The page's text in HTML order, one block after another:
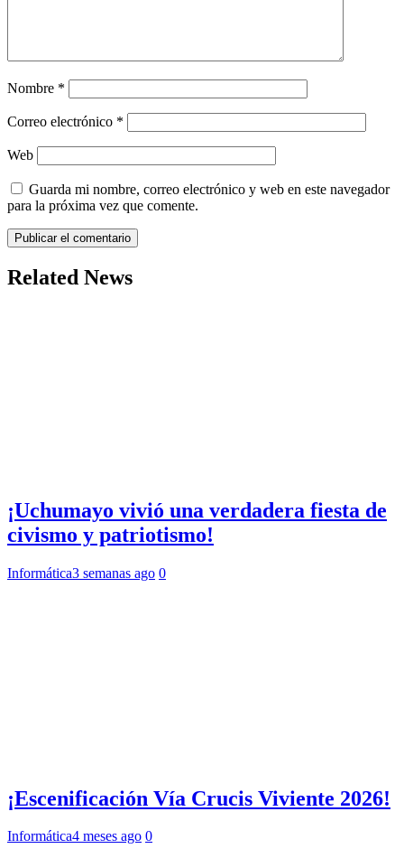
Nombre *
Correo electrónico *
Web
Guarda mi nombre, correo electrónico y web en este navegador
para la próxima vez que comente.
Related News
¡Uchumayo vivió una verdadera fiesta de
civismo y patriotismo!
Informática3 semanas ago 0
¡Escenificación Vía Crucis Viviente 2026!
Informática4 meses ago 0